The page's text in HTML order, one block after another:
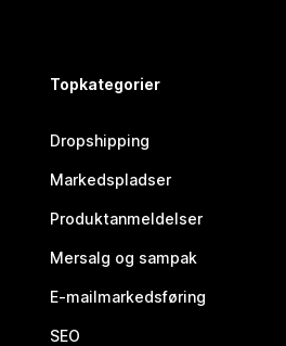
Topkategorier
Dropshipping
Markedspladser
Produktanmeldelser
Mersalg og sampak
E-mailmarkedsføring
SEO